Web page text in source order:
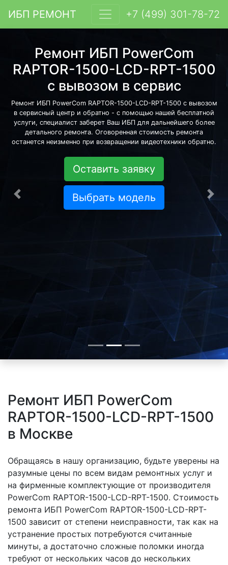
ИБП РЕМОНТ +7 (499) 301-78-72
Ремонт ИБП PowerCom
RAPTOR-1500-LCD-RPT-1500
с вывозом в сервис
Ремонт ИБП PowerCom RAPTOR-1500-LCD-RPT-1500 с вывозом
в сервисный центр и обратно - с помощью нашей бесплатной
услуги, специалист заберет Ваш ИБП для дальнейшего более
детального ремонта. Оговоренная стоимость ремонта
останется неизменно при возвращении видеотехники обратно.
Оставить заявку
Выбрать модель
Предыдущая
Ремонт ИБП PowerCom
RAPTOR-1500-LCD-RPT-1500
в Москве
Обращаясь в нашу организацию, будьте уверены на
разумные цены по всем видам ремонтных услуг и
на фирменные комплектующие от производителя
PowerCom RAPTOR-1500-LCD-RPT-1500. Стоимость
ремонта ИБП PowerCom RAPTOR-1500-LCD-RPT-
1500 зависит от степени неисправности, так как на
устранение простых потребуются считанные
минуты, а достаточно сложные поломки иногда
требуют от нескольких часов до нескольких